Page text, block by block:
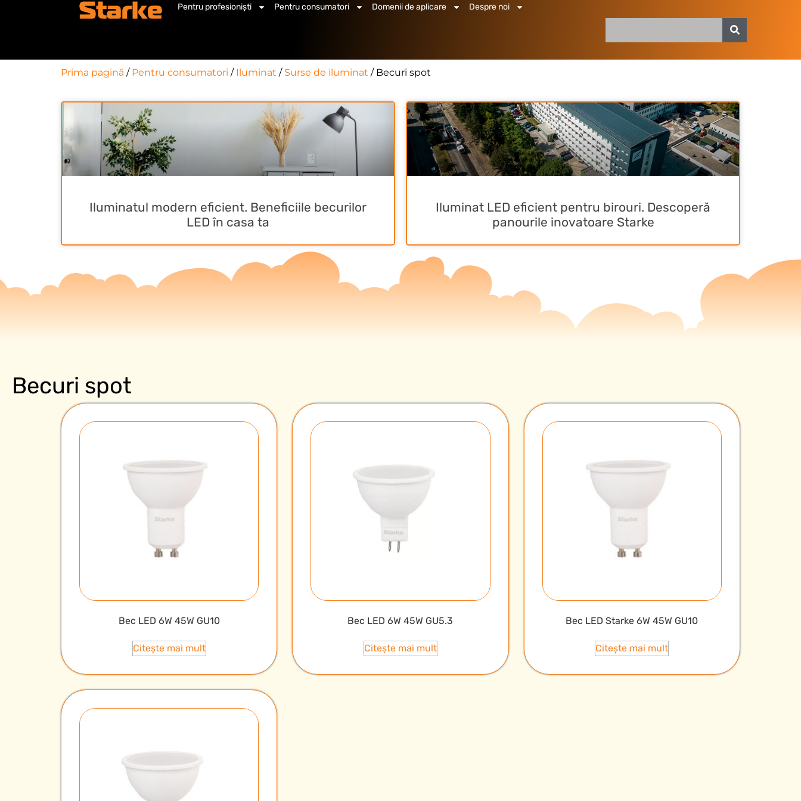
Pentru profesioniști Pentru consumatori Domenii de aplicare Despre noi
Prima pagină / Pentru consumatori / Iluminat / Surse de iluminat / Becuri spot
Iluminatul modern eficient. Beneficiile becurilor
LED în casa ta
Iluminat LED eficient pentru birouri. Descoperă
panourile inovatoare Starke
Becuri spot
Bec LED 6W 45W GU10
Citește mai mult
Bec LED 6W 45W GU5.3
Citește mai mult
Bec LED Starke 6W 45W GU10
Citește mai mult